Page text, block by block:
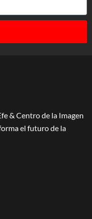
& Centro de la Imagen
el futuro de la